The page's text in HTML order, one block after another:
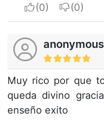
I apreciate
I do
anonymous
Muy rico por que
queda divino
enseño exito